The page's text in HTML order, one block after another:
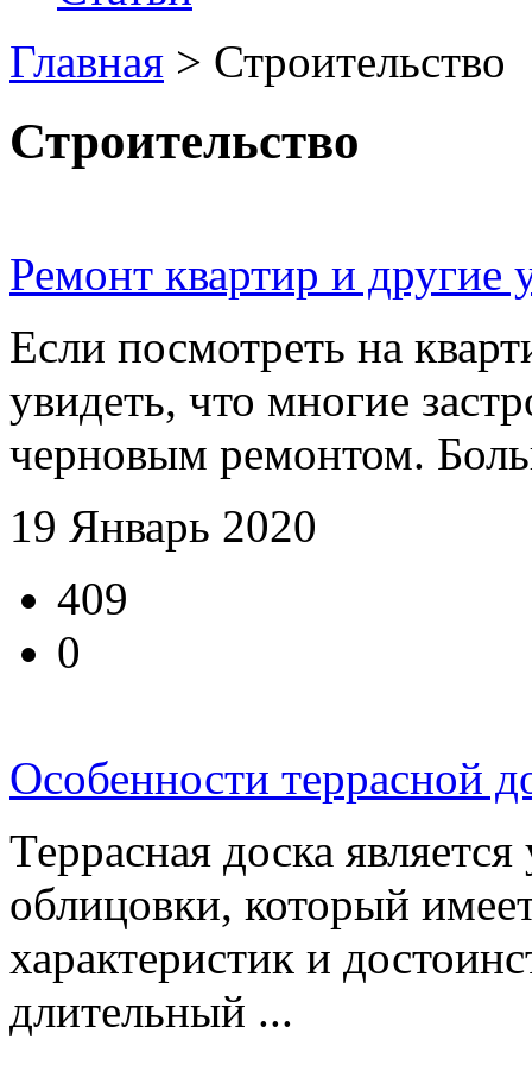
Главная > Строительство
Строительство
Ремонт квартир и
Если посмотреть на
увидеть, что многие
черновым ремонтом.
19 Январь 2020
409
0
Особенности террасной
Террасная доска
облицовки, который
характеристик и
длительный ...